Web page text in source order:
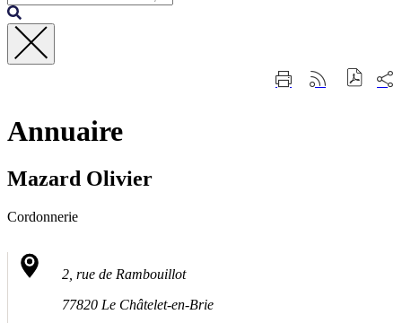
Fermer
ImprimerGénérer
sur
Annuaire
Mazard Olivier
Cordonnerie
2, rue de Rambouillot
77820 Le Châtelet-en-Brie